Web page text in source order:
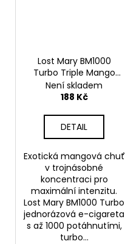
Lost Mary BM1000
Turbo Triple Mango
20mgMango
Není skladem
188 Kč
DETAIL
Exotická mangová chuť
v trojnásobné
koncentraci pro
maximální intenzitu.
Lost Mary BM1000 Turbo
jednorázová e-cigareta
s až 1000 potáhnutími,
turbo...